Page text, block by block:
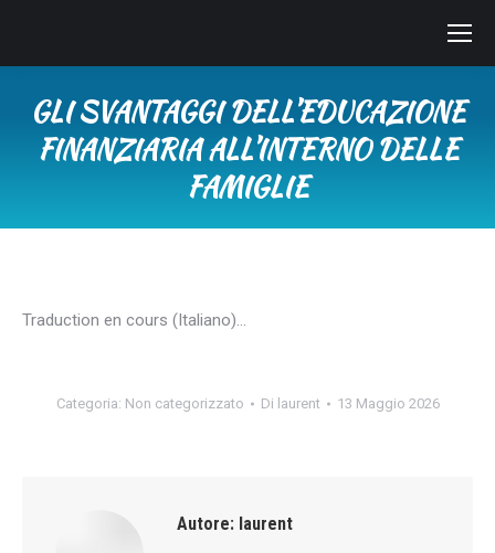
GLI SVANTAGGI DELL’EDUCAZIONE
FINANZIARIA ALL’INTERNO DELLE
FAMIGLIE
Traduction en cours (Italiano)…
Categoria: Non categorizzato Di laurent 13 Maggio 2026
Autore: laurent